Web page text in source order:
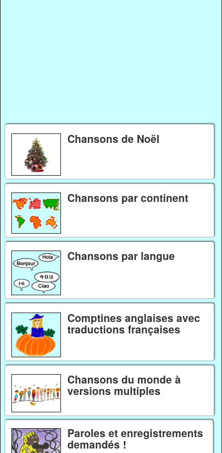
Chansons de Noël
Chansons par continent
Chansons par langue
Comptines anglaises avec
traductions françaises
Chansons du monde à
versions multiples
Paroles et enregistrements
demandés !